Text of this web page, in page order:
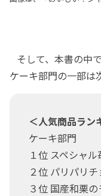
そして、本書の中
ケーキ部門の一部は
＜人気商品ラン
ケーキ部門
１位 スペシャ
２位 パリパリ
３位 国産和栗